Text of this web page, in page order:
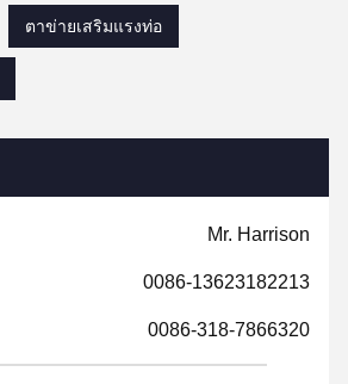
ตาข่ายเสริมแรงท่อ
Mr. Harrison
0086-13623182213
0086-318-7866320